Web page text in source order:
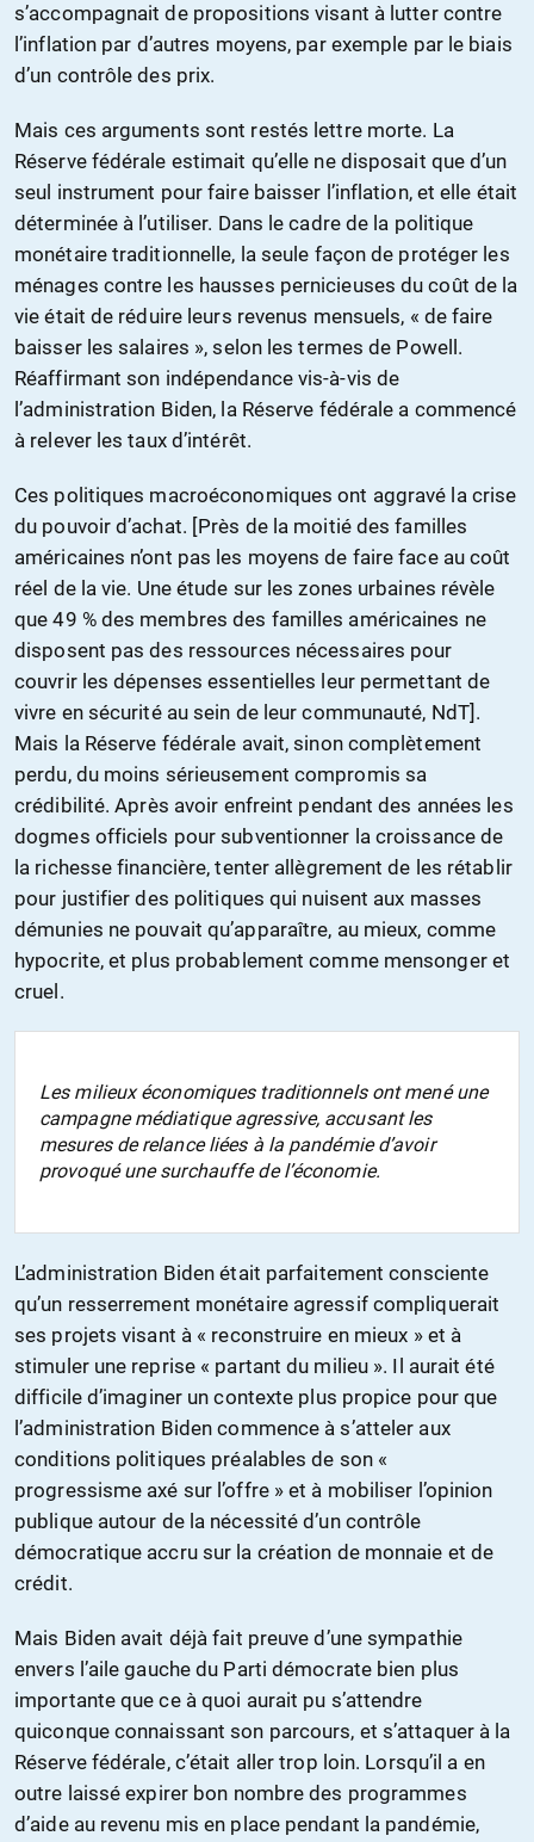
s’accompagnait de propositions visant à lutter contre
l’inflation par d’autres moyens, par exemple par le biais
d’un contrôle des prix.
Mais ces arguments sont restés lettre morte. La
Réserve fédérale estimait qu’elle ne disposait que d’un
seul instrument pour faire baisser l’inflation, et elle était
déterminée à l’utiliser. Dans le cadre de la politique
monétaire traditionnelle, la seule façon de protéger les
ménages contre les hausses pernicieuses du coût de la
vie était de réduire leurs revenus mensuels, « de faire
baisser les salaires », selon les termes de Powell.
Réaffirmant son indépendance vis-à-vis de
l’administration Biden, la Réserve fédérale a commencé
à relever les taux d’intérêt.
Ces politiques macroéconomiques ont aggravé la crise
du pouvoir d’achat. [Près de la moitié des familles
américaines n’ont pas les moyens de faire face au coût
réel de la vie. Une étude sur les zones urbaines révèle
que 49 % des membres des familles américaines ne
disposent pas des ressources nécessaires pour
couvrir les dépenses essentielles leur permettant de
vivre en sécurité au sein de leur communauté, NdT].
Mais la Réserve fédérale avait, sinon complètement
perdu, du moins sérieusement compromis sa
crédibilité. Après avoir enfreint pendant des années les
dogmes officiels pour subventionner la croissance de
la richesse financière, tenter allègrement de les rétablir
pour justifier des politiques qui nuisent aux masses
démunies ne pouvait qu’apparaître, au mieux, comme
hypocrite, et plus probablement comme mensonger et
cruel.
Les milieux économiques traditionnels ont mené une
campagne médiatique agressive, accusant les
mesures de relance liées à la pandémie d’avoir
provoqué une surchauffe de l’économie.
L’administration Biden était parfaitement consciente
qu’un resserrement monétaire agressif compliquerait
ses projets visant à « reconstruire en mieux » et à
stimuler une reprise « partant du milieu ». Il aurait été
difficile d’imaginer un contexte plus propice pour que
l’administration Biden commence à s’atteler aux
conditions politiques préalables de son «
progressisme axé sur l’offre » et à mobiliser l’opinion
publique autour de la nécessité d’un contrôle
démocratique accru sur la création de monnaie et de
crédit.
Mais Biden avait déjà fait preuve d’une sympathie
envers l’aile gauche du Parti démocrate bien plus
importante que ce à quoi aurait pu s’attendre
quiconque connaissant son parcours, et s’attaquer à la
Réserve fédérale, c’était aller trop loin. Lorsqu’il a en
outre laissé expirer bon nombre des programmes
d’aide au revenu mis en place pendant la pandémie,